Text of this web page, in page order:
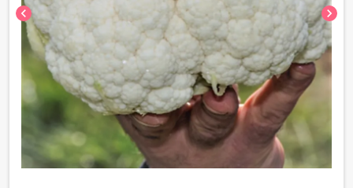
chevron_left chevron_right